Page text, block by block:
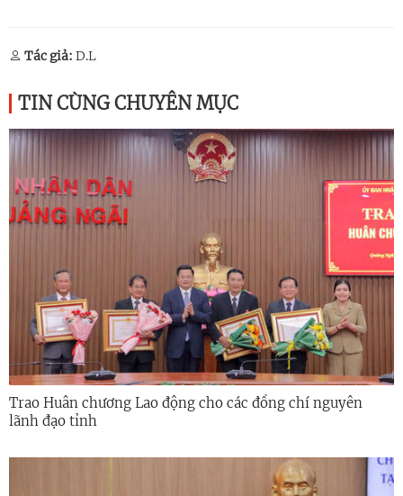
Tác giả: D.L
TIN CÙNG CHUYÊN MỤC
Trao Huân chương Lao động cho các đồng chí nguyên
lãnh đạo tỉnh